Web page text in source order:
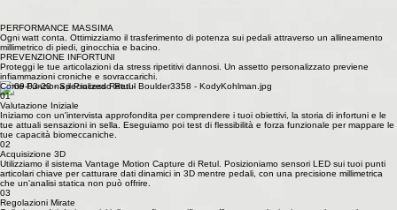
COMFORT TOTALE
Elimina dolori articolari, intorpidimenti e fastidi alla schiena. Una posizione corretta ti permette di
pedalare più a lungo senza sofferenze.
PERFORMANCE MASSIMA
Ogni watt conta. Ottimizziamo il trasferimento di potenza sui pedali attraverso un allineamento
millimetrico di piedi, ginocchia e bacino.
PREVENZIONE INFORTUNI
Proteggi le tue articolazioni da stress ripetitivi dannosi. Un assetto personalizzato previene
infiammazioni croniche e sovraccarichi.
Come Funziona il Processo Retul
01
Valutazione Iniziale
Iniziamo con un'intervista approfondita per comprendere i tuoi obiettivi, la storia di infortuni e le
tue attuali sensazioni in sella. Eseguiamo poi test di flessibilità e forza funzionale per mappare le
tue capacità biomeccaniche.
02
Acquisizione 3D
Utilizziamo il sistema Vantage Motion Capture di Retul. Posizioniamo sensori LED sui tuoi punti
articolari chiave per catturare dati dinamici in 3D mentre pedali, con una precisione millimetrica